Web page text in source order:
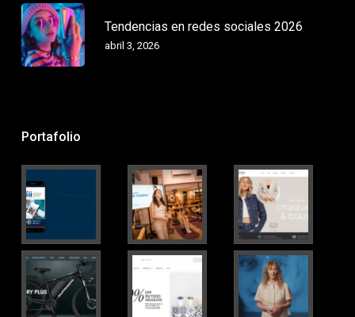
Tendencias en redes sociales 2026
abril 3, 2026
Portafolio